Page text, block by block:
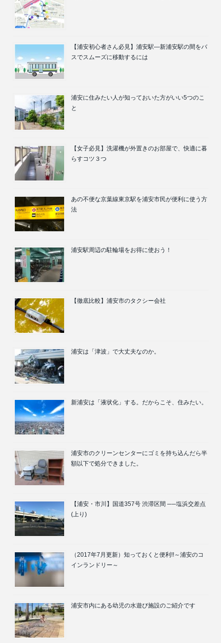
【浦安初心者さん必見】浦安駅―新浦安駅の間をバ
スでスムーズに移動するには
浦安に住みたい人が知っておいた方がいい5つのこ
と
【女子必見】洗濯機が外置きのお部屋で、快適に暮
らすコツ３つ
あの不便な京葉線東京駅を浦安市民が便利に使う方
法
浦安駅周辺の駐輪場をお得に使おう！
【徹底比較】浦安市のタクシー会社
浦安は「津波」で大丈夫なのか。
新浦安は「液状化」する。だからこそ、住みたい。
浦安市のクリーンセンターにゴミを持ち込んだら半
額以下で処分できました。
【浦安・市川】国道357号 渋滞区間 ──塩浜交差点
(上り)
（2017年7月更新）知っておくと便利!!～浦安のコ
インランドリー～
浦安市内にある幼児の水遊び施設のご紹介です